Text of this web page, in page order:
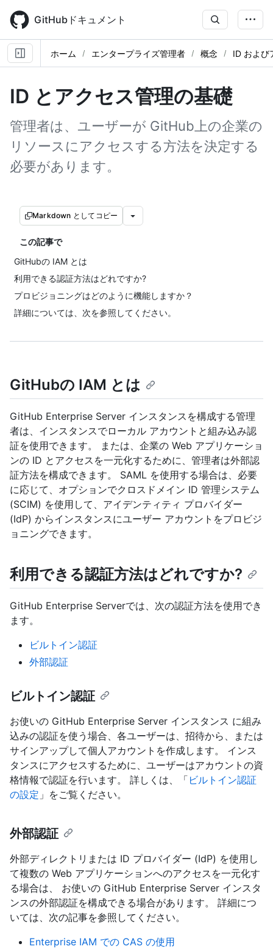
main
content
GitHubドキュメント
ホーム エンタープライズ管理者 概念 ID および
ID とアクセス管理の基礎
管理者は、ユーザーが GitHub上の企業の
リソースにアクセスする方法を決定する
必要があります。
Markdown としてコピー
この記事で
GitHubの IAM とは
利用できる認証方法はどれですか?
プロビジョニングはどのように機能しますか？
詳細については、次を参照してください。
GitHubの IAM とは
GitHub Enterprise Server インスタンスを構成する管理
者は、インスタンスでローカル アカウントと組み込み認
証を使用できます。 または、企業の Web アプリケーショ
ンの ID とアクセスを一元化するために、管理者は外部認
証方法を構成できます。 SAML を使用する場合は、必要
に応じて、オプションでクロスドメイン ID 管理システム
(SCIM) を使用して、アイデンティティ プロバイダー
(IdP) からインスタンスにユーザー アカウントをプロビジ
ョニングできます。
利用できる認証方法はどれですか?
GitHub Enterprise Serverでは、次の認証方法を使用でき
ます。
ビルトイン認証
外部認証
ビルトイン認証
お使いの GitHub Enterprise Server インスタンス に組み
込みの認証を使う場合、各ユーザーは、招待から、または
サインアップして個人アカウントを作成します。 インス
タンスにアクセスするために、ユーザーはアカウントの資
格情報で認証を行います。 詳しくは、「 ビルトイン認証
の設定 」をご覧ください。
外部認証
外部ディレクトリまたは ID プロバイダー (IdP) を使用し
て複数の Web アプリケーションへのアクセスを一元化す
る場合は、 お使いの GitHub Enterprise Server インスタ
ンスの外部認証を構成できる場合があります。 詳細につ
いては、次の記事を参照してください。
Enterprise IAM での CAS の使用